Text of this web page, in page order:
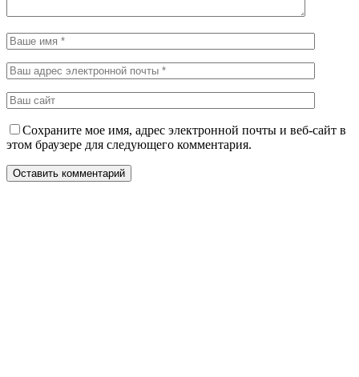
Сохраните мое имя, адрес электронной почты и веб-сайт в
этом браузере для следующего комментария.